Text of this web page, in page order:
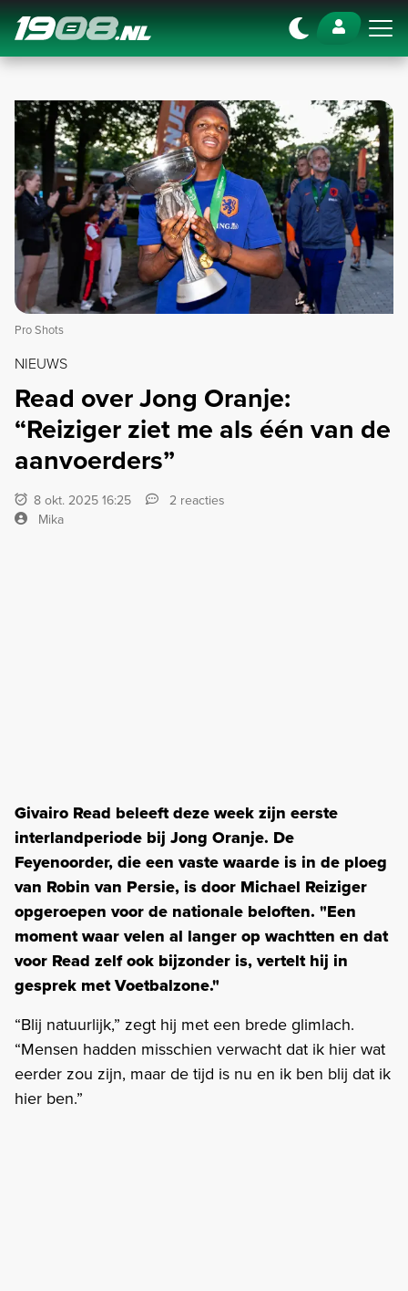
Navigation
Pro Shots
NIEUWS
Read over Jong Oranje:
“Reiziger ziet me als één van de
aanvoerders”
8 okt. 2025 16:25
2 reacties
Mika
Givairo Read beleeft deze week zijn eerste
interlandperiode bij Jong Oranje. De
Feyenoorder, dieeen vaste waarde is in de ploeg
van Robin van Persie, is door Michael Reiziger
opgeroepen voor de nationale beloften. "Een
moment waar velen al langer op wachtten en dat
voor Read zelf ook bijzonder is, vertelt hij in
gesprek met Voetbalzone."
“Blij natuurlijk,” zegt hij met een brede glimlach.
“Mensen hadden misschien verwacht dat ik hier wat
eerder zou zijn, maar de tijd is nu en ik ben blij dat ik
hier ben.”